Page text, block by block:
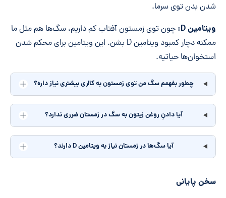
شدن بدن توی سرما.
ویتامین D:
چون توی زمستون آفتاب کم داریم، سگ‌ها هم مثل ما
ممکنه دچار کمبود ویتامین D بشن. این ویتامین برای محکم شدن
استخوان‌ها حیاتیه.
چطور بفهمم سگ من توی زمستون به کالری بیشتری نیاز داره؟
آیا دادنِ روغن زیتون به سگ در زمستان ضرری ندارد؟
آیا سگ‌ها در زمستان نیاز به ویتامین D دارند؟
سخن پایانی